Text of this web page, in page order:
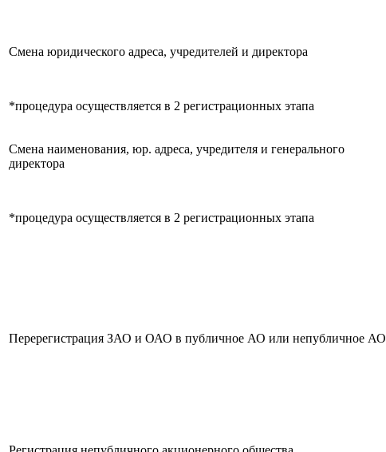
Смена юридического адреса, учредителей и директора
*процедура осуществляется в 2 регистрационных этапа
Смена наименования, юр. адреса, учредителя и генерального
директора
*процедура осуществляется в 2 регистрационных этапа
Перерегистрация ЗАО и ОАО в публичное АО или непубличное АО